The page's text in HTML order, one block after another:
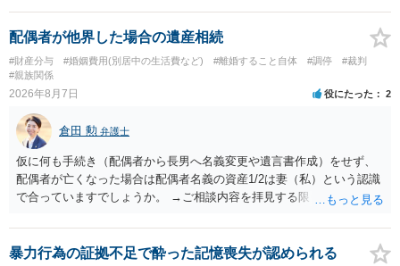
配偶者が他界した場合の遺産相続
#財産分与 #婚姻費用(別居中の生活費など) #離婚すること自体 #調停
#裁判
#親族関係
2026年8月7日 役にたった 2
倉田 勲 弁護士
仮に何も手続き（配偶者から長男へ名義変更や遺言書作成）をせず、
配偶者が亡くなった場合は配偶者名義の資産1/2は妻（私）という認識
で合っていますでしょうか。 →ご相談内容を拝見する限りでは、その
完全に所有する場合は、他の相続人に対して自宅の評価額の１/２の代
償金の支払いが必要になります。
暴力行為の証拠不足で酔った記憶喪失が認められる